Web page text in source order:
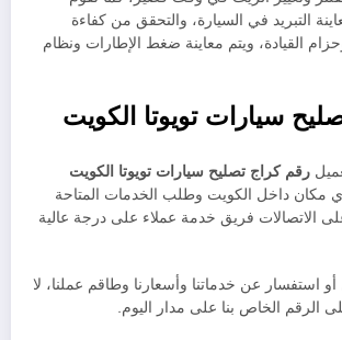
التبريد في السيارة، والتحقق من كفاءة
القيادة، ويتم معاينة ضغط الإطارات ونظام
سيارات تويوتا الكويت
رقم كراج تصليح سيارات تويوتا الكويت
مكان داخل الكويت وطلب الخدمات المتاحة
على الاتصالات فريق خدمة عملاء على درجة عالية
استفسار عن خدماتنا وأسعارنا وطاقم عملنا، لا
الرقم الخاص بنا على مدار اليوم.